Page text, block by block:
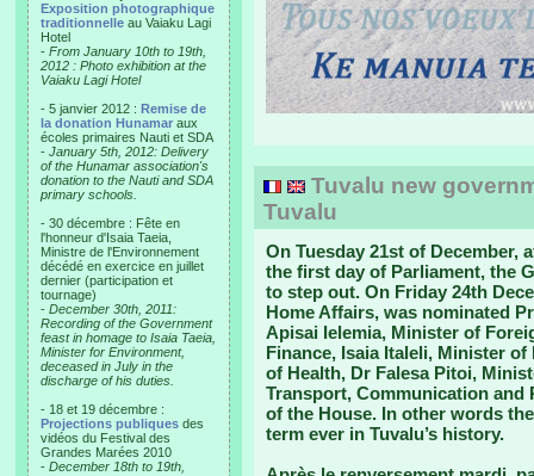
Exposition photographique
traditionnelle au Vaiaku Lagi
Hotel
- From January 10th to 19th,
2012 : Photo exhibition at the
Vaiaku Lagi Hotel
- 5 janvier 2012 : Remise de
la donation Hunamar aux
écoles primaires Nauti et SDA
- January 5th, 2012: Delivery
of the Hunamar association's
donation to the Nauti and SDA
primary schools.
- 30 décembre : Fête en
l'honneur d'Isaia Taeia,
Ministre de l'Environnement
décédé en exercice en juillet
dernier (participation et
tournage)
- December 30th, 2011:
Recording of the Government
feast in homage to Isaia Taeia,
Minister for Environment,
deceased in July in the
discharge of his duties.
- 18 et 19 décembre :
Projections publiques des
vidéos du Festival des
Grandes Marées 2010
- December 18th to 19th,
Tuvalu new
Tuvalu
On Tuesday 21st of December,
the first day of Parliament, the
to step out. On Friday 24th
Home Affairs, was nominated
Apisai Ielemia, Minister of
Finance, Isaia Italeli, Minister
of Health, Dr Falesa Pitoi,
Transport, Communication and
of the House. In other words
term ever in Tuvalu’s history.